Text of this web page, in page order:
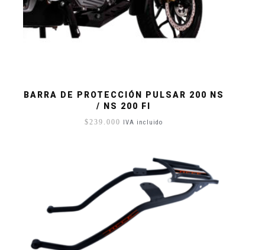
BARRA DE PROTECCIÓN PULSAR 200 NS
/ NS 200 FI
$239.000 IVA incluido